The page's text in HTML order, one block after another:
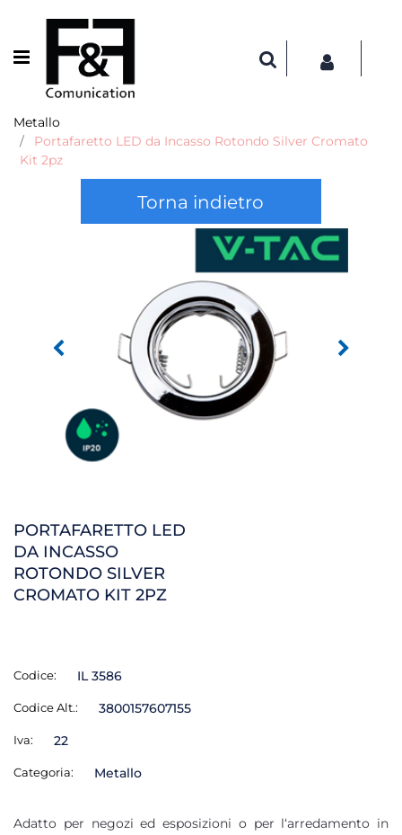
Open menu
Metallo
Portafaretto LED da Incasso Rotondo Silver Cromato
Kit 2pz
Torna indietro
PORTAFARETTO LED
DA INCASSO
ROTONDO SILVER
CROMATO KIT 2PZ
Codice: IL 3586
Codice Alt.: 3800157607155
Iva: 22
Categoria: Metallo
Adatto per negozi ed esposizioni o per l‘arredamento in